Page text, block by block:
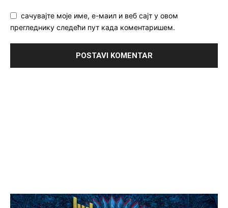
сачувајте моје име, е-маил и веб сајт у овом
прегледнику следећи пут када коментаришем.